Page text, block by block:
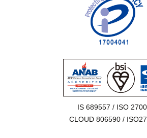
IS 689557 / ISO
CLOUD 806590 /